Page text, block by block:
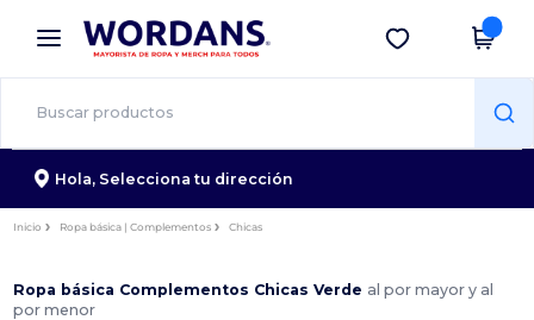
× App de Wordans
¡Mejores precios en app!
Descargar app
Hola, Selecciona tu dirección
Inicio Ropa básica | Complementos Chicas
Ropa básica Complementos Chicas Verde al por mayor y al
por menor